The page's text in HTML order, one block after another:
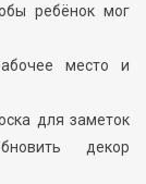
ребёнок мог
место и
для заметок
декор